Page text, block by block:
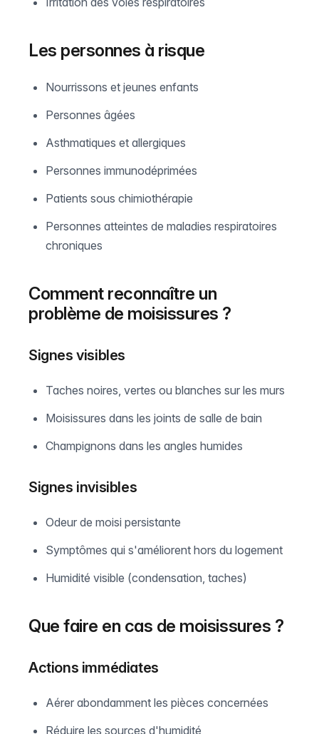
Les personnes à risque
Nourrissons et jeunes enfants
Personnes âgées
Asthmatiques et allergiques
Personnes immunodéprimées
Patients sous chimiothérapie
Personnes atteintes de maladies respiratoires
chroniques
Comment reconnaître un
problème de moisissures ?
Signes visibles
Taches noires, vertes ou blanches sur les murs
Moisissures dans les joints de salle de bain
Champignons dans les angles humides
Signes invisibles
Odeur de moisi persistante
Symptômes qui s'améliorent hors du logement
Humidité visible (condensation, taches)
Que faire en cas de moisissures ?
Actions immédiates
Aérer abondamment les pièces concernées
Réduire les sources d'humidité